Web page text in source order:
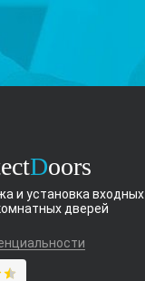
Doors
и установка входных
дверей